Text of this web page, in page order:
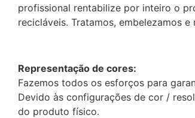
profissional rentabilize por inteiro o
recicláveis. Tratamos, embelezamos e
Representação de cores:
Fazemos todos os esforços para
Devido às configurações de cor /
do produto físico.